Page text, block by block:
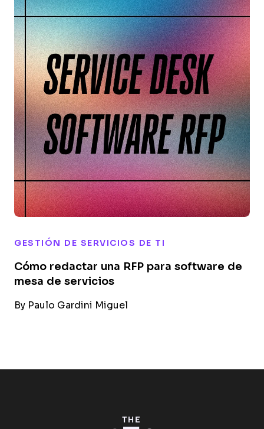
GESTIÓN DE SERVICIOS DE TI
Cómo redactar una RFP para software de
mesa de servicios
By Paulo Gardini Miguel